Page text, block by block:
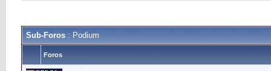
Sub-Foros : Podium
Foros